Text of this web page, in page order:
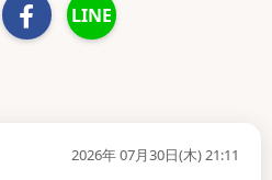
LINE
2026年 07月30日(木) 21:11